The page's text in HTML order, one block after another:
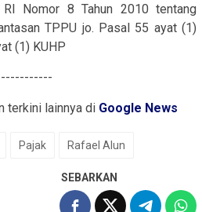
RI Nomor 8 Tahun 2010 tentang
TPPU jo. Pasal 55 ayat (1)
(1) KUHP
-----------
terkini lainnya di Google News
Pajak Rafael Alun
SEBARKAN